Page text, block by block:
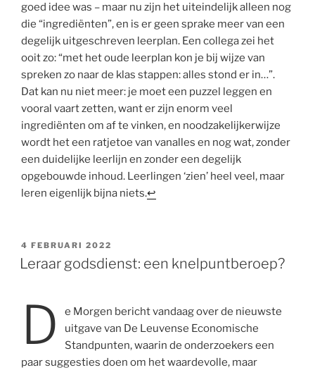
goed idee was – maar nu zijn het uiteindelijk alleen nog
die “ingrediënten”, en is er geen sprake meer van een
degelijk uitgeschreven leerplan. Een collega zei het
ooit zo: “met het oude leerplan kon je bij wijze van
spreken zo naar de klas stappen: alles stond er in…”.
Dat kan nu niet meer: je moet een puzzel leggen en
vooral vaart zetten, want er zijn enorm veel
ingrediënten om af te vinken, en noodzakelijkerwijze
wordt het een ratjetoe van vanalles en nog wat, zonder
een duidelijke leerlijn en zonder een degelijk
opgebouwde inhoud. Leerlingen ‘zien’ heel veel, maar
leren eigenlijk bijna niets.↩
GEPLAATST
OP
4 FEBRUARI 2022
Leraar godsdienst: een knelpuntberoep?
D
e Morgen bericht vandaag over de nieuwste
uitgave van De Leuvense Economische
Standpunten, waarin de onderzoekers een
paar suggesties doen om het waardevolle, maar